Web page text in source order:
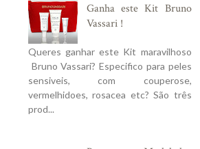
Ganha este Kit Bruno
Vassari !
Queres ganhar este Kit maravilhoso
Bruno Vassari? Especifico para peles
sensiveis, com couperose,
vermelhidoes, rosacea etc? São três
prod...